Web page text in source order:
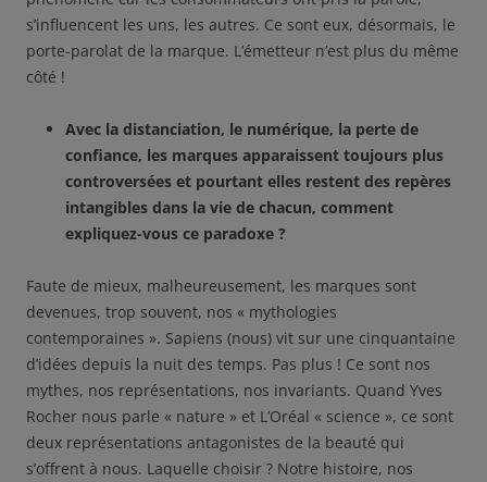
s’influencent les uns, les autres. Ce sont eux, désormais, le
porte-parolat de la marque. L’émetteur n’est plus du même
côté !
Avec la distanciation, le numérique, la perte de
confiance, les marques apparaissent toujours plus
controversées et pourtant elles restent des repères
intangibles dans la vie de chacun, comment
expliquez-vous ce paradoxe ?
Faute de mieux, malheureusement, les marques sont
devenues, trop souvent, nos « mythologies
contemporaines ». Sapiens (nous) vit sur une cinquantaine
d’idées depuis la nuit des temps. Pas plus ! Ce sont nos
mythes, nos représentations, nos invariants. Quand Yves
Rocher nous parle « nature » et L’Oréal « science », ce sont
deux représentations antagonistes de la beauté qui
s’offrent à nous. Laquelle choisir ? Notre histoire, nos